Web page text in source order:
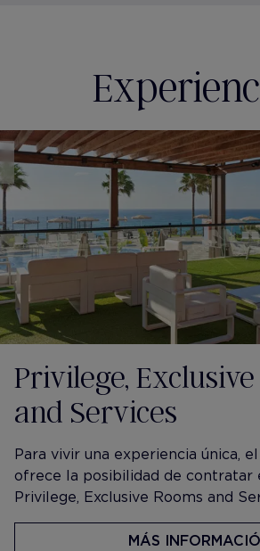
Privilege, Exclusive
and Services
​Para vivir una experiencia única, el
ofrece la posibilidad de contratar
Privilege, Exclusive Rooms and
MÁS